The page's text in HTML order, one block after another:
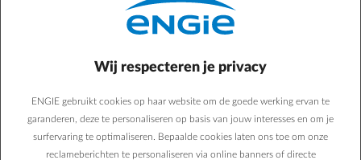
Bespaartips
Hoe verklein je de impact
van telewerk op je gas- en
elektriciteitsverbruik?
Wij respecteren je privacy
ENGIE gebruikt cookies op haar website om de goede werking ervan te
garanderen, deze te personaliseren op basis van jouw interesses en om je
surfervaring te optimaliseren. Bepaalde cookies laten ons toe om onze
reclameberichten te personaliseren via online banners of directe